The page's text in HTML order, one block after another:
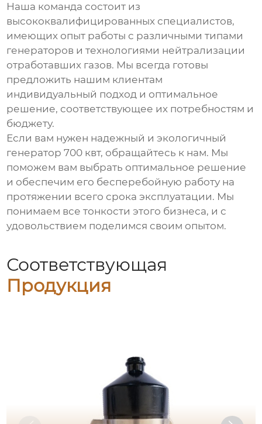
Наша команда состоит из
высококвалифицированных специалистов,
имеющих опыт работы с различными типами
генераторов и технологиями нейтрализации
отработавших газов. Мы всегда готовы
предложить нашим клиентам
индивидуальный подход и оптимальное
решение, соответствующее их потребностям и
бюджету.
Если вам нужен надежный и экологичный
генератор700 квт, обращайтесь к нам. Мы
поможем вам выбрать оптимальное решение
и обеспечим его бесперебойную работу на
протяжении всего срока эксплуатации. Мы
понимаем все тонкости этого бизнеса, и с
удовольствием поделимся своим опытом.
Соответствующая
Продукция